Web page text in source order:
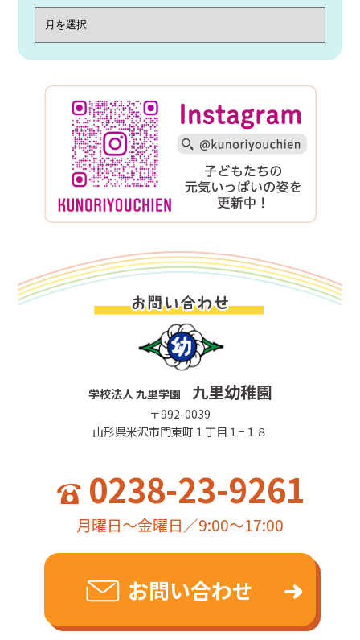
学校法人 九里学園 九里幼稚園
〒992-0039
山形県米沢市門東町１丁目１−１８
0238-23-9261
月曜日～金曜日／9:00～17:00
お問い合わせ